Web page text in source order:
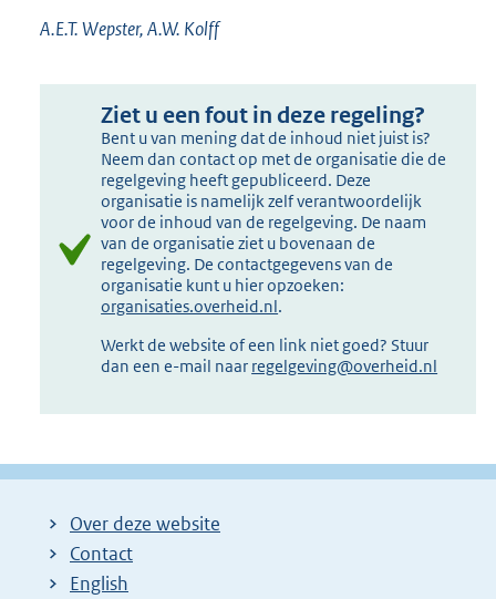
A.E.T. Wepster, A.W. Kolff
Ziet u een fout in deze regeling?
Bent u van mening dat de inhoud niet juist is?
Neem dan contact op met de organisatie die de
regelgeving heeft gepubliceerd. Deze
organisatie is namelijk zelf verantwoordelijk
voor de inhoud van de regelgeving. De naam
van de organisatie ziet u bovenaan de
regelgeving. De contactgegevens van de
organisatie kunt u hier opzoeken:
organisaties.overheid.nl.
Werkt de website of een link niet goed? Stuur
dan een e-mail naar regelgeving@overheid.nl
Over deze website
Contact
English